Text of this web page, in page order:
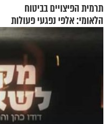
תרמית הפיצויים בביטוח
הלאומי: אלפי נפגעי פעולות
איבה קיבלו כספים במירמה